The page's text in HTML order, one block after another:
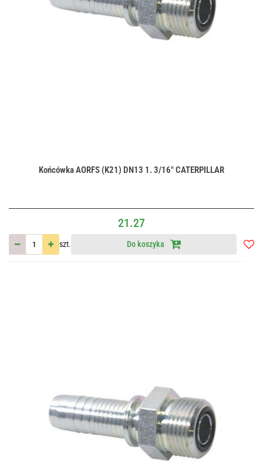
Końcówka AORFS (K21) DN13 1. 3/16" CATERPILLAR
21.27
szt. Do koszyka